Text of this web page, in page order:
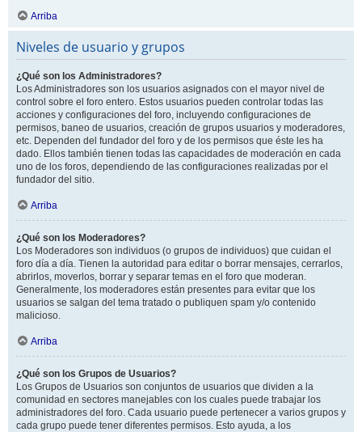
Arriba
Niveles de usuario y grupos
¿Qué son los Administradores?
Los Administradores son los usuarios asignados con el mayor nivel de
control sobre el foro entero. Estos usuarios pueden controlar todas las
acciones y configuraciones del foro, incluyendo configuraciones de
permisos, baneo de usuarios, creación de grupos usuarios y moderadores,
etc. Dependen del fundador del foro y de los permisos que éste les ha
dado. Ellos también tienen todas las capacidades de moderación en cada
uno de los foros, dependiendo de las configuraciones realizadas por el
fundador del sitio.
Arriba
¿Qué son los Moderadores?
Los Moderadores son individuos (o grupos de individuos) que cuidan el
foro día a día. Tienen la autoridad para editar o borrar mensajes, cerrarlos,
abrirlos, moverlos, borrar y separar temas en el foro que moderan.
Generalmente, los moderadores están presentes para evitar que los
usuarios se salgan del tema tratado o publiquen spam y/o contenido
malicioso.
Arriba
¿Qué son los Grupos de Usuarios?
Los Grupos de Usuarios son conjuntos de usuarios que dividen a la
comunidad en sectores manejables con los cuales puede trabajar los
administradores del foro. Cada usuario puede pertenecer a varios grupos y
cada grupo puede tener diferentes permisos. Esto ayuda, a los